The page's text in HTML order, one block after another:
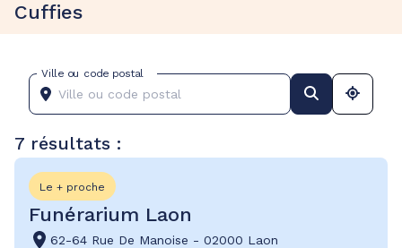
Cuffies
Ville ou code postal
7 résultats :
Le + proche
Funérarium Laon
62-64 Rue De Manoise - 02000 Laon